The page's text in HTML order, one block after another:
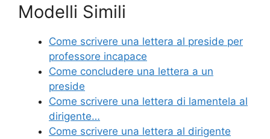
c
e
b
o
o
k
itt
er
er
e
st
ai
l
di
vi
di
Modelli Simili
Come scrivere una lettera al preside per
professore incapace
Come concludere una lettera a un
preside
Come scrivere una lettera di lamentela al
dirigente…
Come scrivere una lettera al dirigente